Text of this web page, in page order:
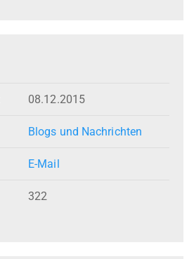
08.12.2015
Blogs und Nachrichten
E-Mail
322